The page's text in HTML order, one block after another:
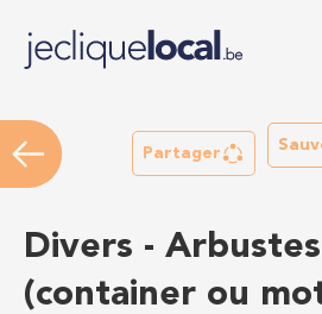
Partager
Divers - Arbustes
(container ou